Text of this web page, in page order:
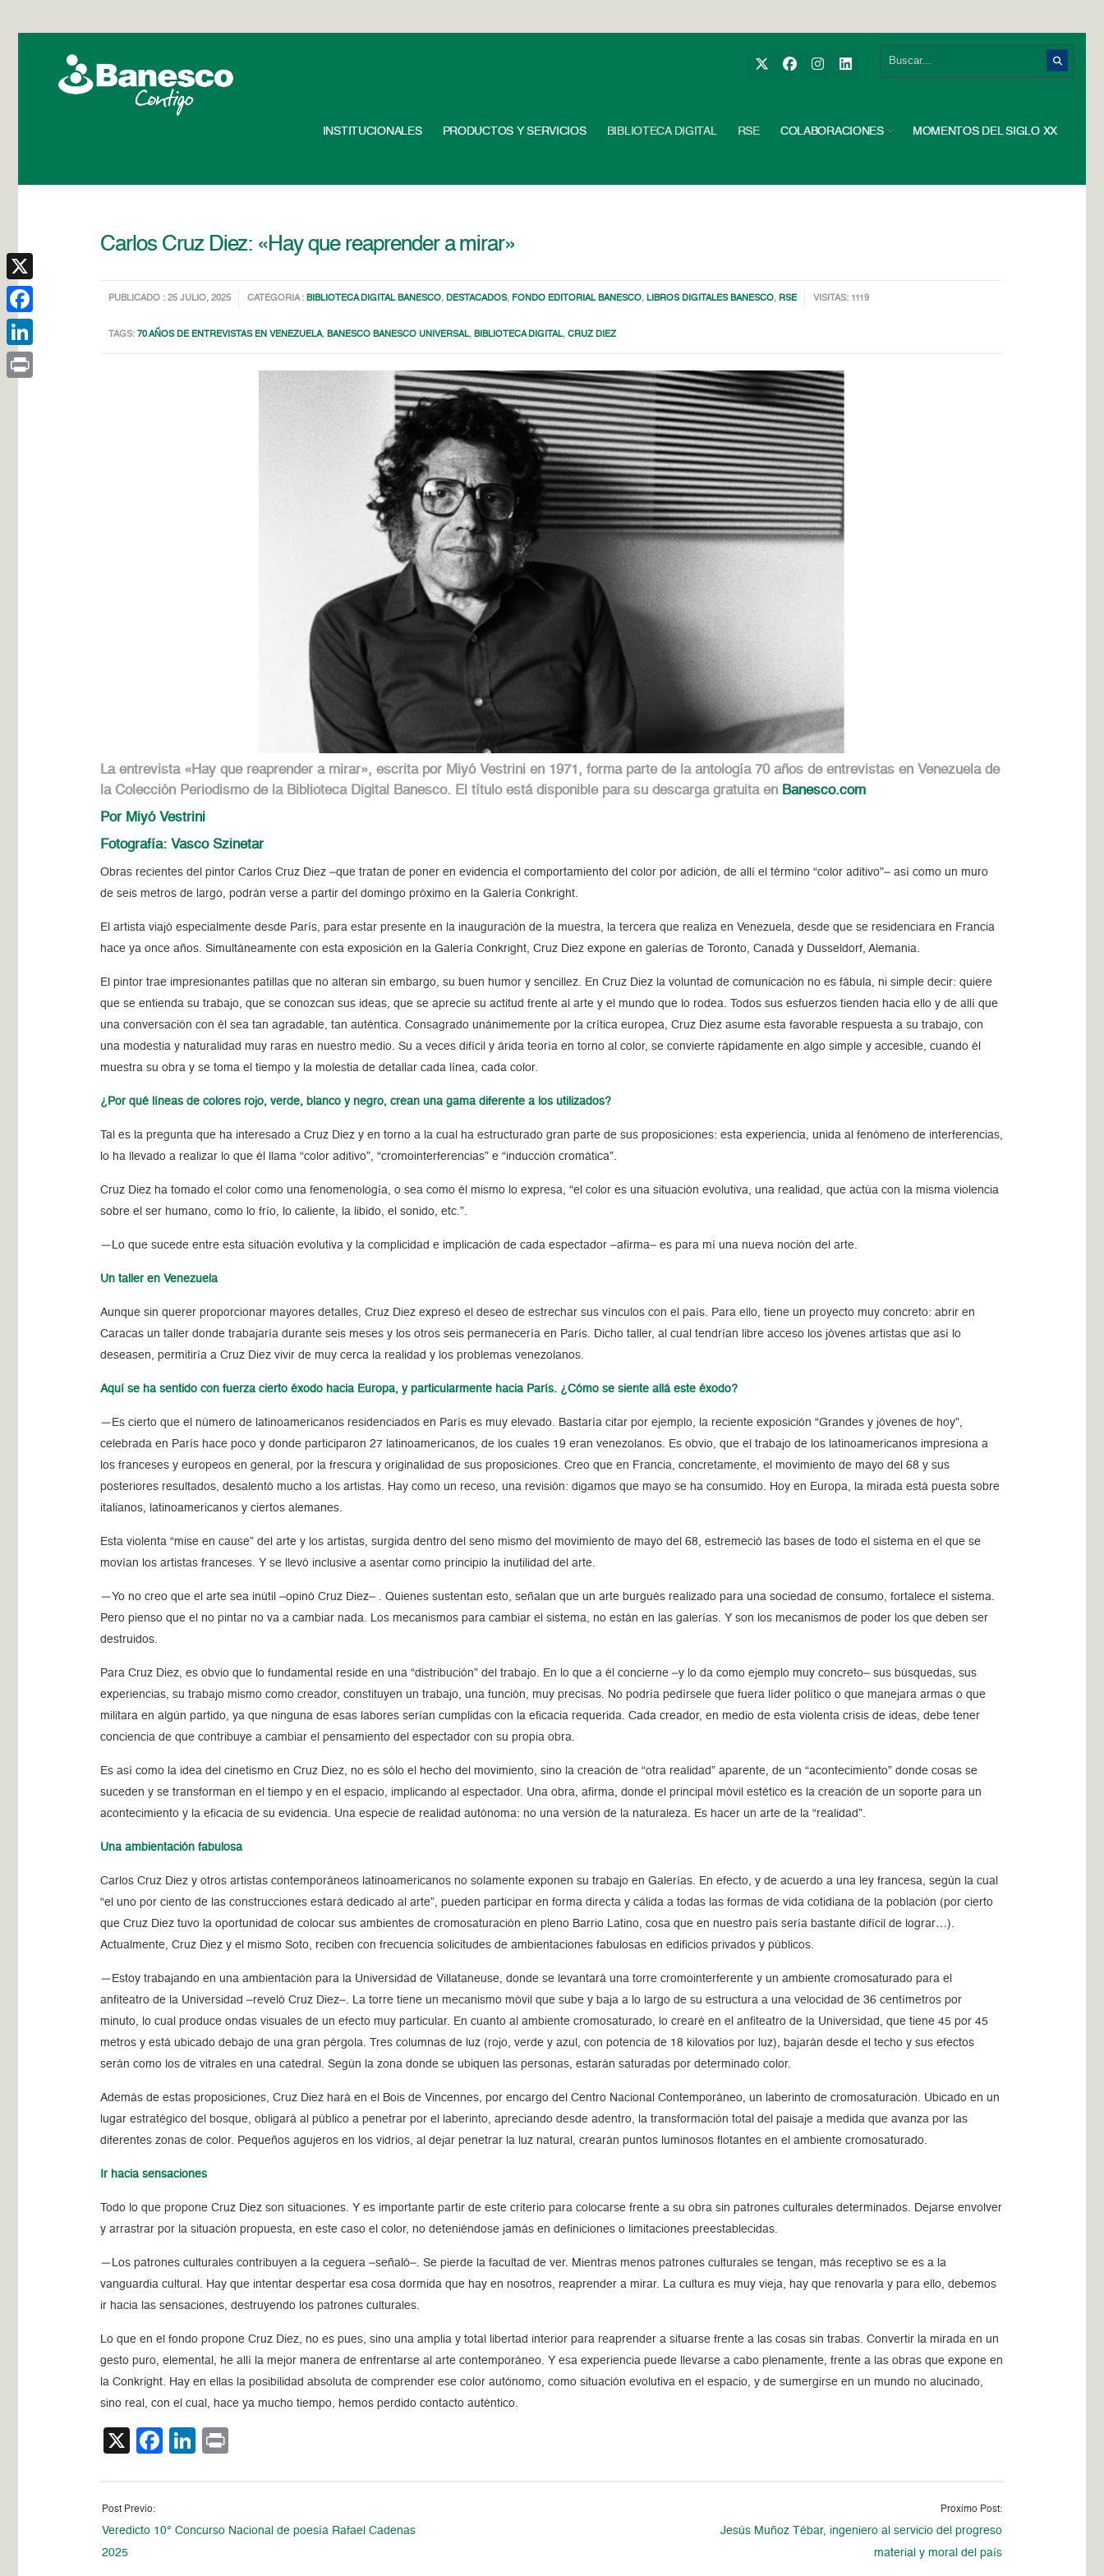
INSTITUCIONALES PRODUCTOS Y SERVICIOS BIBLIOTECA DIGITAL RSE COLABORACIONES MOMENTOS DEL SIGLO XX
Carlos Cruz Diez: «Hay que reaprender a mirar»
PUBLICADO : 25 JULIO, 2025 CATEGORIA : BIBLIOTECA DIGITAL BANESCO, DESTACADOS, FONDO EDITORIAL BANESCO, LIBROS DIGITALES BANESCO, RSE VISITAS: 1119
TAGS: 70 AÑOS DE ENTREVISTAS EN VENEZUELA, BANESCO BANESCO UNIVERSAL, BIBLIOTECA DIGITAL,CRUZ DIEZ
La entrevista «Hay que reaprender a mirar», escrita por Miyó Vestrini en 1971, forma parte de la antología 70 años de entrevistas en Venezuela de
la Colección Periodismo de la Biblioteca Digital Banesco. El título está disponible para su descarga gratuita en Banesco.com
Por Miyó Vestrini
Fotografía: Vasco Szinetar
Obras recientes del pintor Carlos Cruz Diez –que tratan de poner en evidencia el comportamiento del color por adición, de allí el término “color aditivo”– así como un muro
de seis metros de largo, podrán verse a partir del domingo próximo en la Galería Conkright.
El artista viajó especialmente desde París, para estar presente en la inauguración de la muestra, la tercera que realiza en Venezuela, desde que se residenciara en Francia
hace ya once años. Simultáneamente con esta exposición en la Galería Conkright, Cruz Diez expone en galerías de Toronto, Canadá y Dusseldorf, Alemania.
El pintor trae impresionantes patillas que no alteran sin embargo, su buen humor y sencillez. En Cruz Diez la voluntad de comunicación no es fábula, ni simple decir: quiere
que se entienda su trabajo, que se conozcan sus ideas, que se aprecie su actitud frente al arte y el mundo que lo rodea. Todos sus esfuerzos tienden hacia ello y de allí que
una conversación con él sea tan agradable, tan auténtica. Consagrado unánimemente por la crítica europea, Cruz Diez asume esta favorable respuesta a su trabajo, con
una modestia y naturalidad muy raras en nuestro medio. Su a veces difícil y árida teoría en torno al color, se convierte rápidamente en algo simple y accesible, cuando él
muestra su obra y se toma el tiempo y la molestia de detallar cada línea, cada color.
¿Por qué líneas de colores rojo, verde, blanco y negro, crean una gama diferente a los utilizados?
Tal es la pregunta que ha interesado a Cruz Diez y en torno a la cual ha estructurado gran parte de sus proposiciones: esta experiencia, unida al fenómeno de interferencias,
lo ha llevado a realizar lo que él llama “color aditivo”, “cromointerferencias” e “inducción cromática”.
Cruz Diez ha tomado el color como una fenomenología, o sea como él mismo lo expresa, “el color es una situación evolutiva, una realidad, que actúa con la misma violencia
sobre el ser humano, como lo frío, lo caliente, la libido, el sonido, etc.”.
—Lo que sucede entre esta situación evolutiva y la complicidad e implicación de cada espectador –afirma– es para mí una nueva noción del arte.
Un taller en Venezuela
Aunque sin querer proporcionar mayores detalles, Cruz Diez expresó el deseo de estrechar sus vínculos con el país. Para ello, tiene un proyecto muy concreto: abrir en
Caracas un taller donde trabajaría durante seis meses y los otros seis permanecería en París. Dicho taller, al cual tendrían libre acceso los jóvenes artistas que así lo
deseasen, permitiría a Cruz Diez vivir de muy cerca la realidad y los problemas venezolanos.
Aquí se ha sentido con fuerza cierto éxodo hacia Europa, y particularmente hacia París. ¿Cómo se siente allá este éxodo?
—Es cierto que el número de latinoamericanos residenciados en París es muy elevado. Bastaría citar por ejemplo, la reciente exposición “Grandes y jóvenes de hoy”,
celebrada en París hace poco y donde participaron 27 latinoamericanos, de los cuales 19 eran venezolanos. Es obvio, que el trabajo de los latinoamericanos impresiona a
los franceses y europeos en general, por la frescura y originalidad de sus proposiciones. Creo que en Francia, concretamente, el movimiento de mayo del 68 y sus
posteriores resultados, desalentó mucho a los artistas. Hay como un receso, una revisión: digamos que mayo se ha consumido. Hoy en Europa, la mirada está puesta sobre
italianos, latinoamericanos y ciertos alemanes.
Esta violenta “mise en cause” del arte y los artistas, surgida dentro del seno mismo del movimiento de mayo del 68, estremeció las bases de todo el sistema en el que se
movían los artistas franceses. Y se llevó inclusive a asentar como principio la inutilidad del arte.
—Yo no creo que el arte sea inútil –opinó Cruz Diez– . Quienes sustentan esto, señalan que un arte burgués realizado para una sociedad de consumo, fortalece el sistema.
Pero pienso que el no pintar no va a cambiar nada. Los mecanismos para cambiar el sistema, no están en las galerías. Y son los mecanismos de poder los que deben ser
destruidos.
Para Cruz Diez, es obvio que lo fundamental reside en una “distribución” del trabajo. En lo que a él concierne –y lo da como ejemplo muy concreto– sus búsquedas, sus
experiencias, su trabajo mismo como creador, constituyen un trabajo, una función, muy precisas. No podría pedírsele que fuera líder político o que manejara armas o que
militara en algún partido, ya que ninguna de esas labores serían cumplidas con la eficacia requerida. Cada creador, en medio de esta violenta crisis de ideas, debe tener
conciencia de que contribuye a cambiar el pensamiento del espectador con su propia obra.
Es así como la idea del cinetismo en Cruz Diez, no es sólo el hecho del movimiento, sino la creación de “otra realidad” aparente, de un “acontecimiento” donde cosas se
suceden y se transforman en el tiempo y en el espacio, implicando al espectador. Una obra, afirma, donde el principal móvil estético es la creación de un soporte para un
acontecimiento y la eficacia de su evidencia. Una especie de realidad autónoma: no una versión de la naturaleza. Es hacer un arte de la “realidad”.
Una ambientación fabulosa
Carlos Cruz Diez y otros artistas contemporáneos latinoamericanos no solamente exponen su trabajo en Galerías. En efecto, y de acuerdo a una ley francesa, según la cual
“el uno por ciento de las construcciones estará dedicado al arte”, pueden participar en forma directa y cálida a todas las formas de vida cotidiana de la población (por cierto
que Cruz Diez tuvo la oportunidad de colocar sus ambientes de cromosaturación en pleno Barrio Latino, cosa que en nuestro país sería bastante difícil de lograr…).
Actualmente, Cruz Diez y el mismo Soto, reciben con frecuencia solicitudes de ambientaciones fabulosas en edificios privados y públicos.
—Estoy trabajando en una ambientación para la Universidad de Villataneuse, donde se levantará una torre cromointerferente y un ambiente cromosaturado para el
anfiteatro de la Universidad –reveló Cruz Diez–. La torre tiene un mecanismo móvil que sube y baja a lo largo de su estructura a una velocidad de 36 centímetros por
minuto, lo cual produce ondas visuales de un efecto muy particular. En cuanto al ambiente cromosaturado, lo crearé en el anfiteatro de la Universidad, que tiene 45 por 45
metros y está ubicado debajo de una gran pérgola. Tres columnas de luz (rojo, verde y azul, con potencia de 18 kilovatios por luz), bajarán desde el techo y sus efectos
serán como los de vitrales en una catedral. Según la zona donde se ubiquen las personas, estarán saturadas por determinado color.
Además de estas proposiciones, Cruz Diez hará en el Bois de Vincennes, por encargo del Centro Nacional Contemporáneo, un laberinto de cromosaturación. Ubicado en un
lugar estratégico del bosque, obligará al público a penetrar por el laberinto, apreciando desde adentro, la transformación total del paisaje a medida que avanza por las
diferentes zonas de color. Pequeños agujeros en los vidrios, al dejar penetrar la luz natural, crearán puntos luminosos flotantes en el ambiente cromosaturado.
Ir hacia sensaciones
Todo lo que propone Cruz Diez son situaciones. Y es importante partir de este criterio para colocarse frente a su obra sin patrones culturales determinados. Dejarse envolver
y arrastrar por la situación propuesta, en este caso el color, no deteniéndose jamás en definiciones o limitaciones preestablecidas.
—Los patrones culturales contribuyen a la ceguera –señaló–. Se pierde la facultad de ver. Mientras menos patrones culturales se tengan, más receptivo se es a la
vanguardia cultural. Hay que intentar despertar esa cosa dormida que hay en nosotros, reaprender a mirar. La cultura es muy vieja, hay que renovarla y para ello, debemos
ir hacia las sensaciones, destruyendo los patrones culturales.
Lo que en el fondo propone Cruz Diez, no es pues, sino una amplia y total libertad interior para reaprender a situarse frente a las cosas sin trabas. Convertir la mirada en un
gesto puro, elemental, he allí la mejor manera de enfrentarse al arte contemporáneo. Y esa experiencia puede llevarse a cabo plenamente, frente a las obras que expone en
la Conkright. Hay en ellas la posibilidad absoluta de comprender ese color autónomo, como situación evolutiva en el espacio, y de sumergirse en un mundo no alucinado,
sino real, con el cual, hace ya mucho tiempo, hemos perdido contacto auténtico.
X Facebook
LinkedIn
Post Previo:
Veredicto 10° Concurso Nacional de poesía Rafael Cadenas
2025
Proximo Post:
Jesús Muñoz Tébar, ingeniero al servicio del progreso
material y moral del país
X
Facebook
LinkedIn